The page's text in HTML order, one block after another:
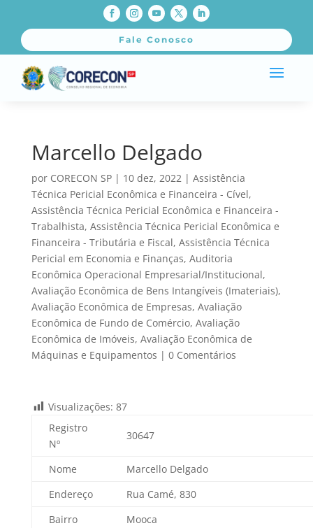
Fale Conosco
Marcello Delgado
por CORECON SP| 10 dez, 2022 | Assistência
Técnica Pericial Econômica e Financeira - Cível,
Assistência Técnica Pericial Econômica e Financeira -
Trabalhista, Assistência Técnica Pericial Econômica e
Financeira - Tributária e Fiscal, Assistência Técnica
Pericial em Economia e Finanças, Auditoria
Econômica Operacional Empresarial/Institucional,
Avaliação Econômica de Bens Intangíveis (Imateriais),
Avaliação Econômica de Empresas, Avaliação
Econômica de Fundo de Comércio, Avaliação
Econômica de Imóveis, Avaliação Econômica de
Máquinas e Equipamentos | 0 Comentários
Visualizações: 87
Registro
Nº
30647
Nome
Marcello Delgado
Endereço
Rua Camé, 830
Bairro
Mooca